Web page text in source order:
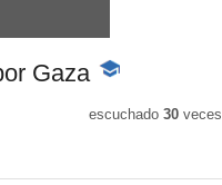
Gaza -
educativo
escuchado 30veces